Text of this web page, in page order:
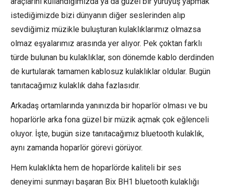
istediğimizde bizi dünyanın diğer seslerinden alıp
sevdiğimiz müzikle buluşturan kulaklıklarımız olmazsa
olmaz eşyalarımız arasında yer alıyor. Pek çoktan farklı
türde bulunan bu kulaklıklar, son dönemde kablo derdinden
de kurtularak tamamen kablosuz kulaklıklar oldular. Bugün
tanıtacağımız kulaklık daha fazlasıdır.
Arkadaş ortamlarında yanınızda bir hoparlör olması ve bu
hoparlörle arka fona güzel bir müzik açmak çok eğlenceli
oluyor. İşte, bugün size tanıtacağımız bluetooth kulaklık,
aynı zamanda hoparlör görevi görüyor.
Hem kulaklıkta hem de hoparlörde kaliteli bir ses
deneyimi sunmayı başaran Bix BH1 bluetooth kulaklığı